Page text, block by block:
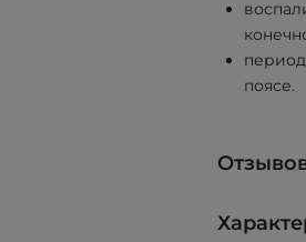
поясе.